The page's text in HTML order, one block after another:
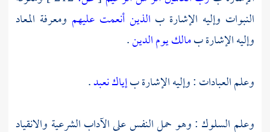
النبوات وإليه الإشارة ب الذين أنعمت عليهم ومعرفة المعاد
وإليه الإشارة بمالك يوم الدين.
وعلم العبادات : وإليه الإشارة بإياك نعبد.
وعلم السلوك : وهو حمل النفس على الآداب الشرعية والانقياد